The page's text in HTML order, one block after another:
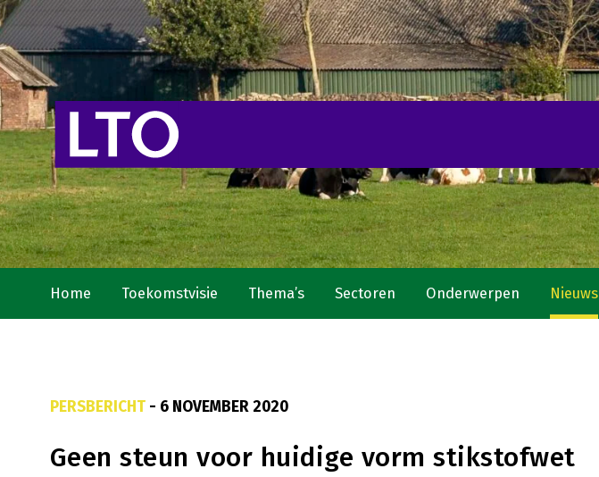
Home Toekomstvisie Thema’s Sectoren Onderwerpen Nieuws
PERSBERICHT- 6 NOVEMBER 2020
Geen steun voor huidige vorm stikstofwet